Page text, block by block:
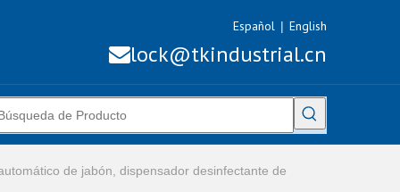
Español | English
lock@tkindustrial.cn
de jabón, dispensador desinfectante de